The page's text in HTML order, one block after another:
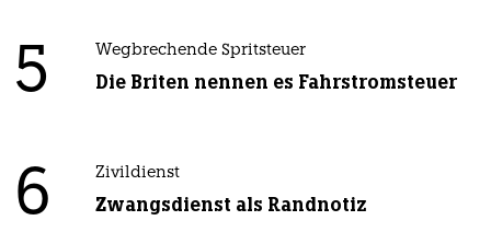
5 Wegbrechende Spritsteuer
Die Briten nennen es Fahrstromsteuer
6 Zivildienst
Zwangsdienst als Randnotiz